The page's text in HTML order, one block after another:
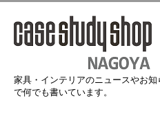
家具・インテリアのニュースやお
で何でも書いています。